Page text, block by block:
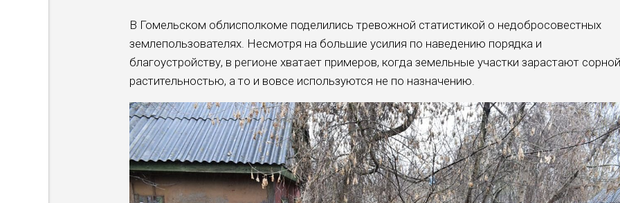
В Гомельском облисполкоме поделились тревожной статистикой о недобросовестных
землепользователях. Несмотря на большие усилия по наведению порядка и
благоустройству, в регионе хватает примеров, когда земельные участки зарастают сорной
растительностью, а то и вовсе используются не по назначению.